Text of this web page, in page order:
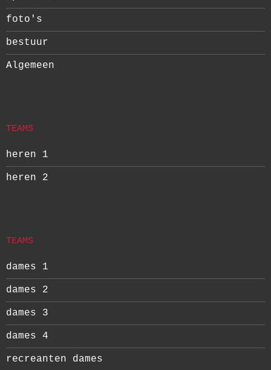
foto's
bestuur
Algemeen
TEAMS
heren 1
heren 2
TEAMS
dames 1
dames 2
dames 3
dames 4
recreanten dames